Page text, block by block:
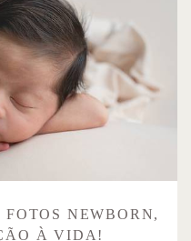
NEWBORN,
À VIDA!